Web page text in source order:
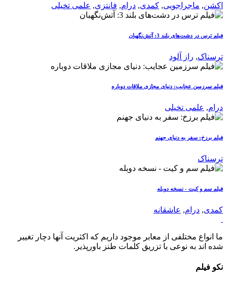
اکشن, ماجراجویی, کمدی, درام, فانتزی, علمی تخیلی
فیلم ترس در دشت‌های بلند 3: آتش‌نگهبان
ترسناک, راز آلود
فیلم سرزمین عجایب: دنیای مجازی ملاقات دوباره
درام, علمی تخیلی
فیلم برزخ: سفر به دنیای جهنم
ترسناک
فیلم سم و کیت - نسخه دوبله
کمدی, درام, عاشقانه
ما انواع مختلفی از معابر موجود داریم که اکثریت آنها دچار تغییر
شده اند به نوعی با تزریق کلمات طنز باورپذیر.
نکو فیلم